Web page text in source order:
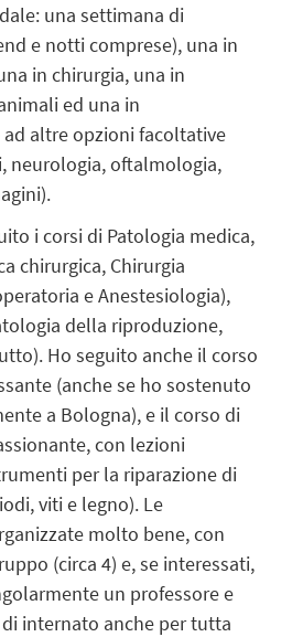
una settimana di
e notti comprese), una in
in chirurgia, una in
ed una in
altre opzioni facoltative
neurologia, oftalmologia,
i corsi di Patologia medica,
chirurgica, Chirurgia
e Anestesiologia),
della riproduzione,
Ho seguito anche il corso
(anche se ho sostenuto
a Bologna), e il corso di
con lezioni
per la riparazione di
viti e legno). Le
molto bene, con
(circa 4) e, se interessati,
un professore e
internato anche per tutta